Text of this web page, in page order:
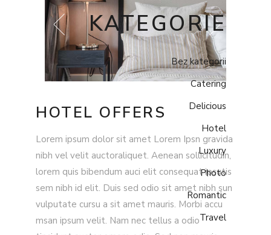
KATEGORIE
Bez kategorii
Catering
Delicious
Hotel
Luxury
Photo
Romantic
Travel
HOTEL OFFERS
Lorem ipsum dolor sit amet Lorem Ipsn gravida
nibh vel velit auctoraliquet. Aenean sollicitudin,
lorem quis bibendum auci elit consequat ipsutis
sem nibh id elit. Duis sed odio sit amet nibh sun
vulputate cursu a sit amet mauris. Morbi accu
msan ipsum velit. Nam nec tellus a odio